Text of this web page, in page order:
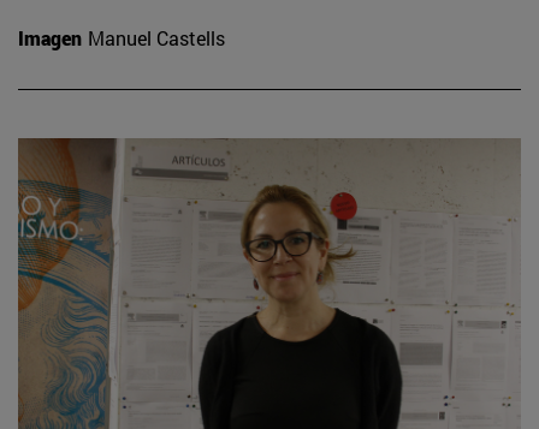
Imagen Manuel Castells